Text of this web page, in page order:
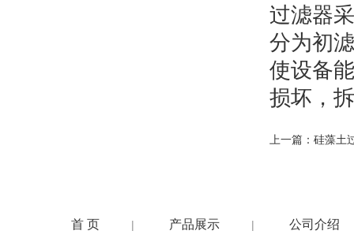
过滤器
分为初
使设备
损坏，
上一篇： 硅藻土
首 页 | 产品展示 | 公司介绍